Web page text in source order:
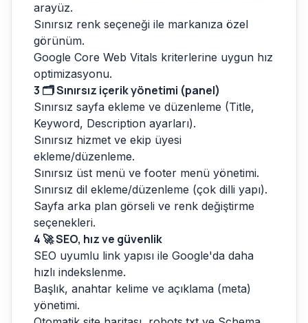
arayüz.
Sınırsız renk seçeneği ile markanıza özel
görünüm.
Google Core Web Vitals kriterlerine uygun hız
optimizasyonu.
3 🗂️ Sınırsız içerik yönetimi (panel)
Sınırsız sayfa ekleme ve düzenleme (Title,
Keyword, Description ayarları).
Sınırsız hizmet ve ekip üyesi
ekleme/düzenleme.
Sınırsız üst menü ve footer menü yönetimi.
Sınırsız dil ekleme/düzenleme (çok dilli yapı).
Sayfa arka plan görseli ve renk değiştirme
seçenekleri.
4 🚀 SEO, hız ve güvenlik
SEO uyumlu link yapısı ile Google'da daha
hızlı indekslenme.
Başlık, anahtar kelime ve açıklama (meta)
yönetimi.